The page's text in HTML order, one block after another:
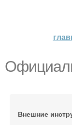
Внешние